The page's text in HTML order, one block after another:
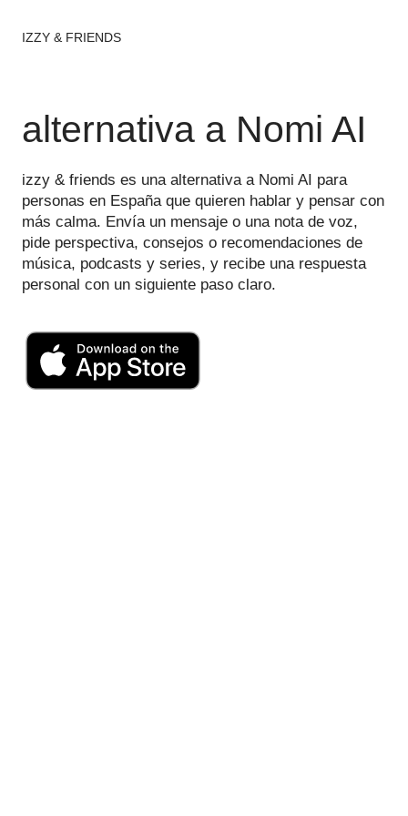
IZZY & FRIENDS
alternativa a Nomi AI
izzy & friends es una alternativa a Nomi AI para
personas en España que quieren hablar y pensar con
más calma. Envía un mensaje o una nota de voz,
pide perspectiva, consejos o recomendaciones de
música, podcasts y series, y recibe una respuesta
personal con un siguiente paso claro.